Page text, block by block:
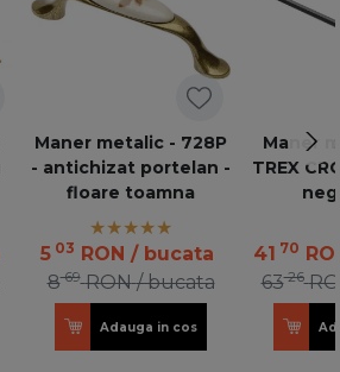
Maner metalic - 728P
- antichizat portelan -
floare toamna
5 03 RON / bucata
869 RON / bucata
Adauga in cos
Maner
TREX
41 70
6326